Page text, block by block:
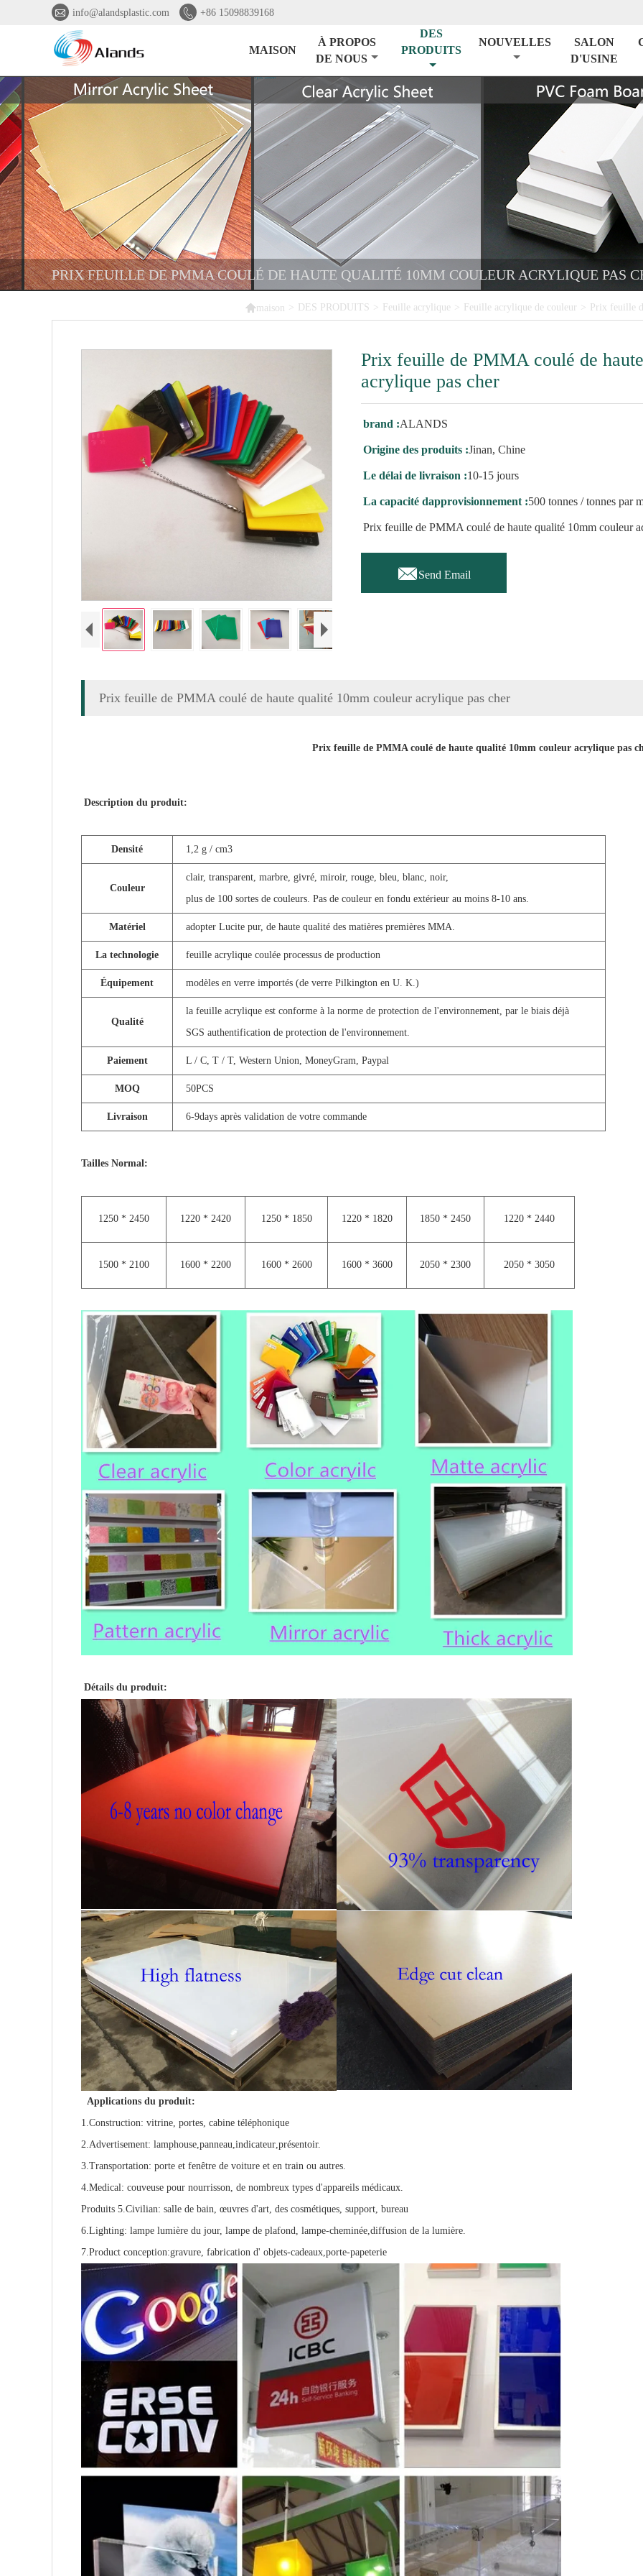
 info@alandsplastic.com  +86 15098839168
MAISON
À PROPOS
DE NOUS
DES
PRODUITS
NOUVELLES
SALON
D'USINE
PRIX ​​FEUILLE DE PMMA COULÉ DE HAUTE QUALITÉ 10MM COULEUR ACRYLIQUE PAS
maison > DES PRODUITS > Feuille acrylique > Feuille acrylique de couleur > Prix ​​feuille
Prix ​​feuille de PMMA coulé de
acrylique pas cher
brand :ALANDS
Origine des produits :Jinan, Chine
Le délai de livraison :10-15 jours
La capacité dapprovisionnement :500 tonnes / tonnes par
Prix ​​feuille de PMMA coulé de haute qualité 10mm couleur
Send Email
Prix ​​feuille de PMMA coulé de haute qualité 10mm couleur acrylique pas cher
Prix ​​feuille de PMMA coulé de haute qualité 10mm couleur acrylique pas
Description du produit:
Densité 1,2 g / cm3
Couleur
clair, transparent, marbre, givré, miroir, rouge, bleu, blanc, noir,
plus de 100 sortes de couleurs. Pas de couleur en fondu extérieur au moins 8-10 ans.
Matériel adopter Lucite pur, de haute qualité des matières premières MMA.
La technologie feuille acrylique coulée processus de production
Équipement modèles en verre importés (de verre Pilkington en U. K.)
Qualité
la feuille acrylique est conforme à la norme de protection de l'environnement, par le biais déjà
SGS authentification de protection de l'environnement.
Paiement L / C, T / T, Western Union, MoneyGram, Paypal
MOQ 50PCS
Livraison 6-9days après validation de votre commande
Tailles Normal:
1250 * 2450 1220 * 2420 1250 * 1850 1220 * 1820 1850 * 2450 1220 * 2440
1500 * 2100 1600 * 2200 1600 * 2600 1600 * 3600 2050 * 2300 2050 * 3050
Détails du produit:
Applications du produit:
1.Construction: vitrine, portes, cabine téléphonique
2.Advertisement: lamphouse,panneau,indicateur,présentoir.
3.Transportation: porte et fenêtre de voiture et en train ou autres.
4.Medical: couveuse pour nourrisson, de nombreux types d'appareils médicaux.
Produits 5.Civilian: salle de bain, œuvres d'art, des cosmétiques, support, bureau
6.Lighting: lampe lumière du jour, lampe de plafond, lampe-cheminée,diffusion de la lumière.
7.Product conception:gravure, fabrication d' objets-cadeaux,porte-papeterie